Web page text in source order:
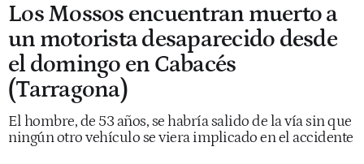
Los Mossos encuentran muerto a
un motorista desaparecido desde
el domingo en Cabacés
(Tarragona)
El hombre, de 53 años, se habría salido de la vía sin que
ningún otro vehículo se viera implicado en el accidente